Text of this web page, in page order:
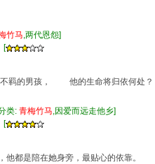
竹马,两代恩怨]
[
羁的男孩， 他的生命将归依何处
类: 青梅竹马,因爱而远走他乡]
[
他都是陪在她身旁，最贴心的依靠